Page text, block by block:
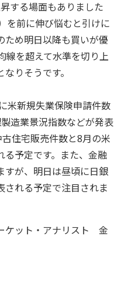
する場面もありました
を前に伸び悩むと引けに
ため明日以降も買いが優
線を超えて水準を切り上
りそうです。
米新規失業保険申請件数
造業景況指数などが発表
住宅販売件数と8月の米
る予定です。また、金融
すが、明日は昼頃に日銀
される予定で注目されま
ケット・アナリスト 金